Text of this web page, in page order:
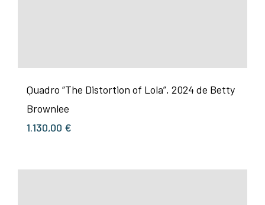
Quadro “The Distortion of Lola”, 2024 de Betty
Brownlee
1.130,00 €